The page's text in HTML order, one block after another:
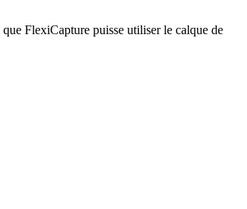
FlexiCapture puisse utiliser le calque de